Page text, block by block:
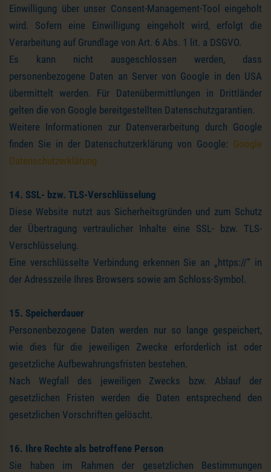
Einwilligung über unser Consent-Management-Tool eingeholt
wird. Sofern eine Einwilligung eingeholt wird, erfolgt die
Verarbeitung auf Grundlage von Art. 6 Abs. 1 lit. a DSGVO.
Es kann nicht ausgeschlossen werden, dass
personenbezogene Daten an Server von Google in den USA
übermittelt werden. Für Datenübermittlungen in Drittländer
gelten die von Google bereitgestellten Datenschutzgarantien.
Weitere Informationen zur Datenverarbeitung durch Google
finden Sie in der Datenschutzerklärung von Google: Google
Datenschutzerklärung
14. SSL- bzw. TLS-Verschlüsselung
Diese Website nutzt aus Sicherheitsgründen und zum Schutz
der Übertragung vertraulicher Inhalte eine SSL- bzw. TLS-
Verschlüsselung.
Eine verschlüsselte Verbindung erkennen Sie an „https://“ in
der Adresszeile Ihres Browsers sowie am Schloss-Symbol.
15. Speicherdauer
Personenbezogene Daten werden nur so lange gespeichert,
wie dies für die jeweiligen Zwecke erforderlich ist oder
gesetzliche Aufbewahrungsfristen bestehen.
Nach Wegfall des jeweiligen Zwecks bzw. Ablauf der
gesetzlichen Fristen werden die Daten entsprechend den
gesetzlichen Vorschriften gelöscht.
16. Ihre Rechte als betroffene Person
Sie haben im Rahmen der gesetzlichen Bestimmungen